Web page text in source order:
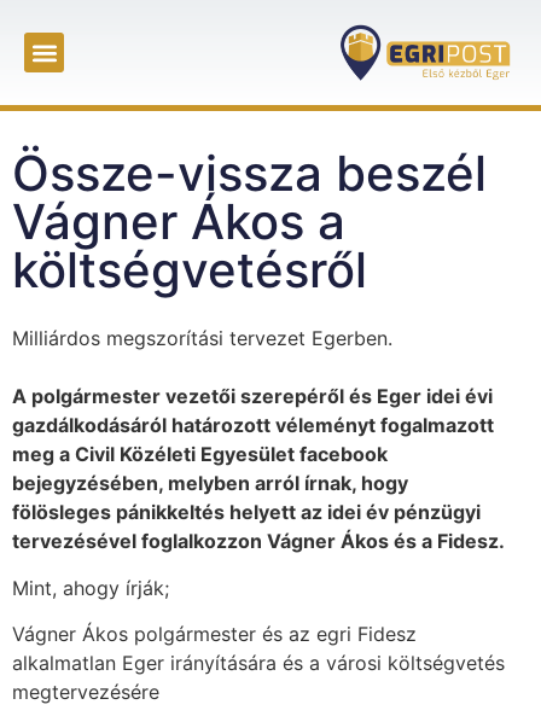
Össze-vissza beszél
Vágner Ákos a
költségvetésről
Milliárdos megszorítási tervezet Egerben.
A polgármester vezetői szerepéről és Eger idei évi
gazdálkodásáról határozott véleményt fogalmazott
meg a Civil Közéleti Egyesület facebook
bejegyzésében, melyben arról írnak, hogy
fölösleges pánikkeltés helyett az idei év pénzügyi
tervezésével foglalkozzon Vágner Ákos és a Fidesz.
Mint, ahogy írják;
Vágner Ákos polgármester és az egri Fidesz
alkalmatlan Eger irányítására és a városi költségvetés
megtervezésére